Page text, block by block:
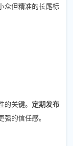
众但精准的长尾标
关键。 定期发布
强的信任感。